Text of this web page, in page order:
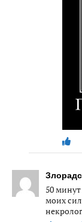
50
моих